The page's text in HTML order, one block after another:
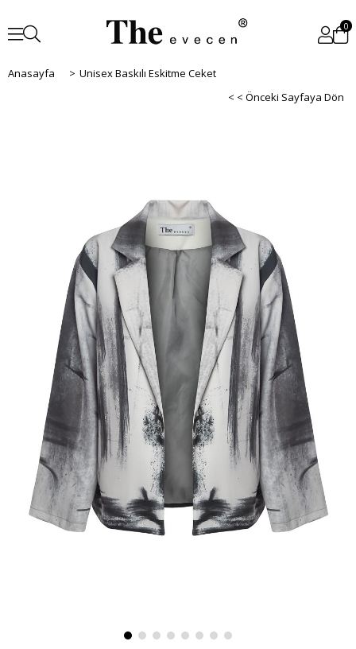
0
Anasayfa > Unisex Baskılı Eskitme Ceket
< < Önceki Sayfaya Dön